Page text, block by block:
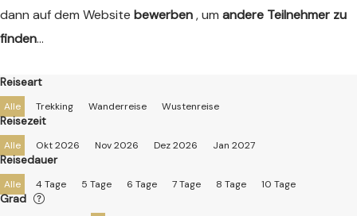
dann auf dem Website bewerben, um andere Teilnehmer zu
finden…
Reiseart
Alle Trekking Wanderreise Wustenreise
Reisezeit
Alle Okt 2026 Nov 2026 Dez 2026 Jan 2027
Reisedauer
Alle 4 Tage 5 Tage 6 Tage 7 Tage 8 Tage 10 Tage
Grad